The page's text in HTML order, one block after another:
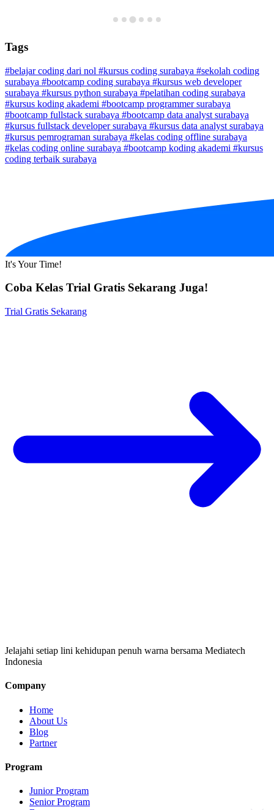
Tags
#belajar coding dari nol #kursus coding surabaya #sekolah coding
surabaya #bootcamp coding surabaya #kursus web developer
surabaya #kursus python surabaya #pelatihan coding surabaya
#kursus koding akademi #bootcamp programmer surabaya
#bootcamp fullstack surabaya #bootcamp data analyst surabaya
#kursus fullstack developer surabaya #kursus data analyst surabaya
#kursus pemrograman surabaya #kelas coding offline surabaya
#kelas coding online surabaya #bootcamp koding akademi #kursus
coding terbaik surabaya
It's Your Time!
Coba Kelas Trial Gratis Sekarang Juga!
Trial Gratis Sekarang
Jelajahi setiap lini kehidupan penuh warna bersama Mediatech
Indonesia
Company
Home
About Us
Blog
Partner
Program
Junior Program
Senior Program